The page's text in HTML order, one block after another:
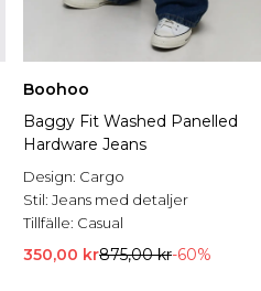
Boohoo
Baggy Fit Washed Panelled
Hardware Jeans
Design: Cargo
Stil: Jeans med detaljer
Tillfälle: Casual
350,00 kr875,00 kr-60%